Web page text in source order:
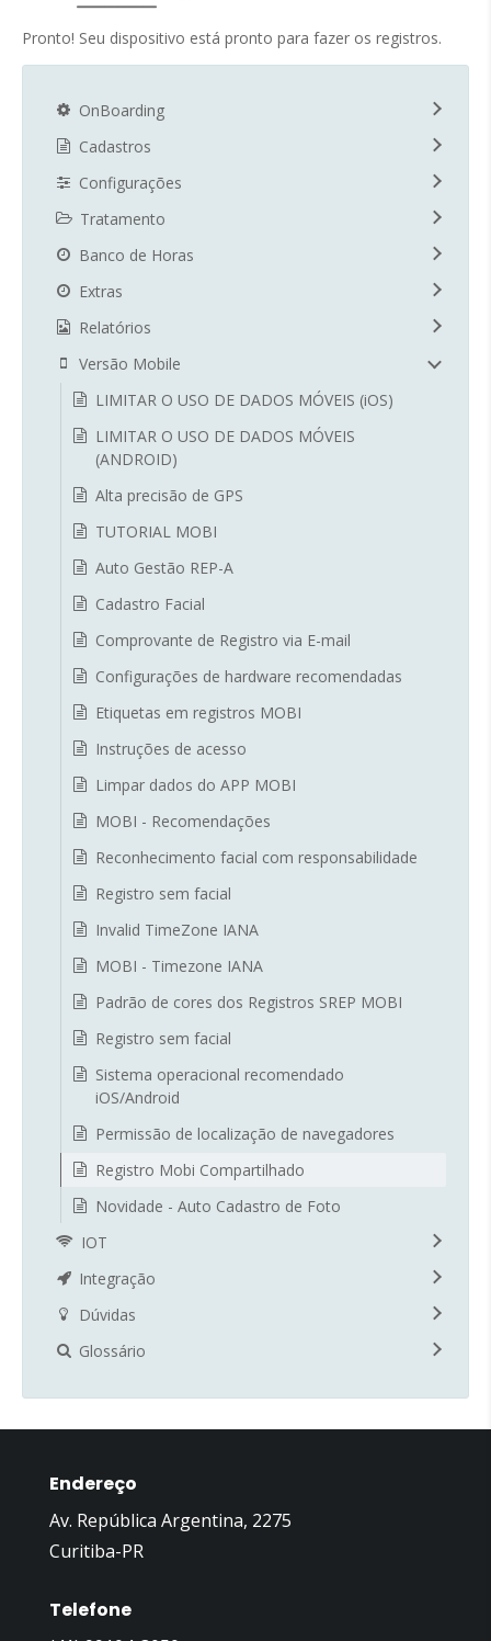
Pronto! Seu dispositivo está pronto para fazer os registros.
OnBoarding
Cadastros
Configurações
Tratamento
Banco de Horas
Extras
Relatórios
Versão Mobile
LIMITAR O USO DE DADOS MÓVEIS (iOS)
LIMITAR O USO DE DADOS MÓVEIS
(ANDROID)
Alta precisão de GPS
TUTORIAL MOBI
Auto Gestão REP-A
Cadastro Facial
Comprovante de Registro via E-mail
Configurações de hardware recomendadas
Etiquetas em registros MOBI
Instruções de acesso
Limpar dados do APP MOBI
MOBI - Recomendações
Reconhecimento facial com responsabilidade
Registro sem facial
Invalid TimeZone IANA
MOBI - Timezone IANA
Padrão de cores dos Registros SREP MOBI
Registro sem facial
Sistema operacional recomendado
iOS/Android
Permissão de localização de navegadores
Registro Mobi Compartilhado
Novidade - Auto Cadastro de Foto
IOT
Integração
Dúvidas
Glossário
Endereço
Av. República Argentina, 2275
Curitiba-PR
Telefone